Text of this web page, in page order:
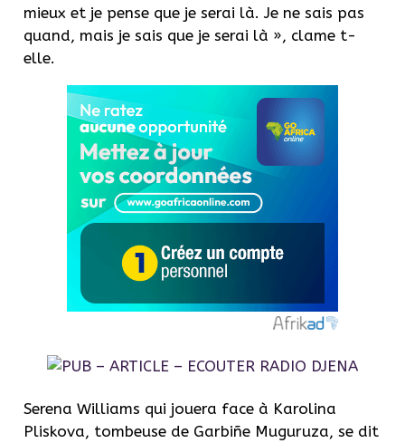
mieux et je pense que je serai là. Je ne sais pas
quand, mais je sais que je serai là », clame t-
elle.
Serena Williams qui jouera face à Karolina
Pliskova, tombeuse de Garbiñe Muguruza, se dit